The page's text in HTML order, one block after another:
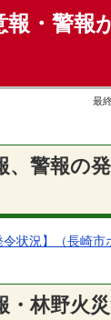
・警報
最
、警報の
令状況】（長崎
・林野火